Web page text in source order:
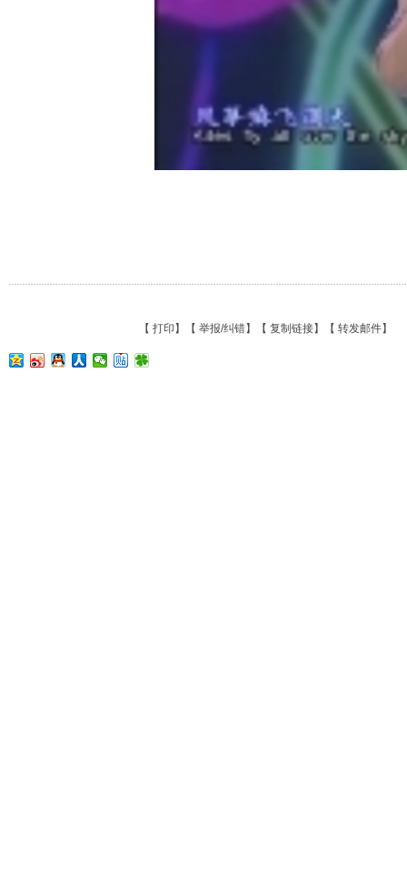
【 打印 】【 举报/纠错】【 复制链接】【 转发邮件】